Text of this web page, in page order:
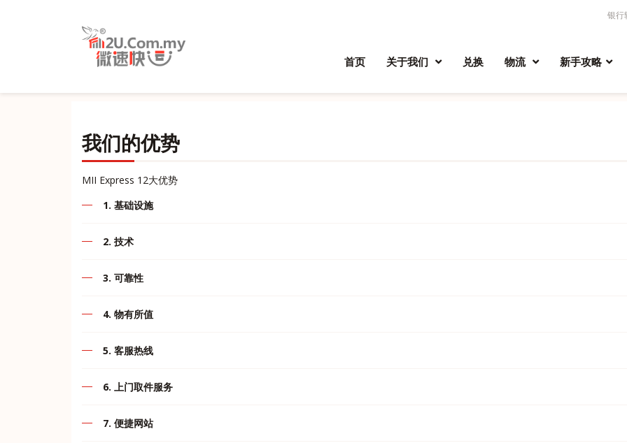
银行
首页 关于我们 兑换 物流 新手攻略
我们的优势
MII Express 12大优势
1. 基础设施
2. 技术
网站，软件，硬件由我们自己的IT团队自行管理和开发，它可以帮助您通过我们的人员设计的各种工具，了解您的货物
我们的工具基本上是为
位置查找器
重量计算器
客户区
3. 可靠性
助建立行业标准，信任和卓越声誉。
4. 物有所值
5. 客服热线
6. 上门取件服务
7. 便捷网站